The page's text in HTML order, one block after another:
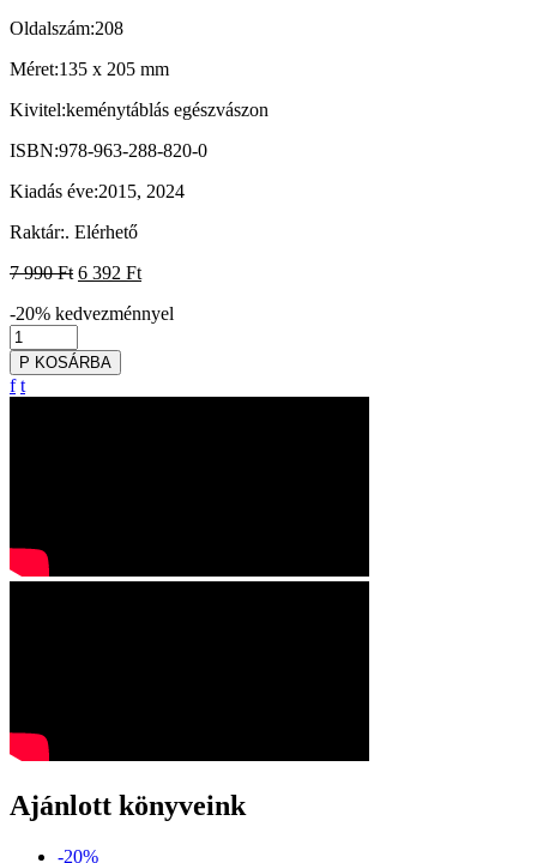
Oldalszám:208
Méret:135 x 205 mm
Kivitel:keménytáblás egészvászon
ISBN:978-963-288-820-0
Kiadás éve:2015, 2024
Raktár:. Elérhető
7 990Ft 6 392 Ft
-20% kedvezménnyel
P KOSÁRBA
f t
Ajánlott könyveink
-20%